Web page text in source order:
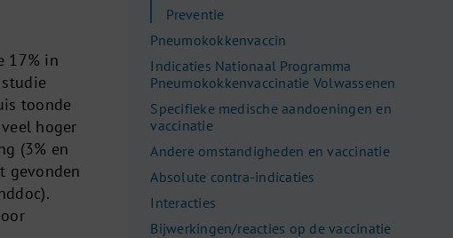
17% in
toonde
hoger
(3% en
gevonden
Preventie
Pneumokokkenvaccin
Indicaties Nationaal Programma
Pneumokokkenvaccinatie Volwassenen
Specifieke medische aandoeningen en
vaccinatie
Andere omstandigheden en vaccinatie
Absolute contra-indicaties
Interacties
Bijwerkingen/reacties op de vaccinatie